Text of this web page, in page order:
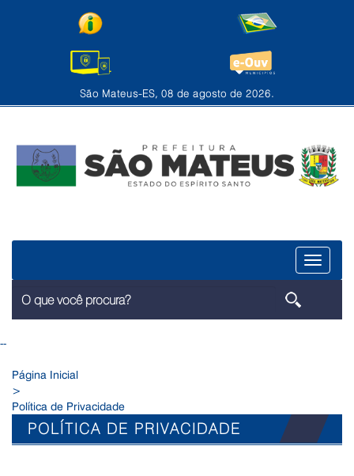
São Mateus-ES, 08 de agosto de 2026.
Menu
--
Página Inicial
>
Política de Privacidade
POLÍTICA DE PRIVACIDADE